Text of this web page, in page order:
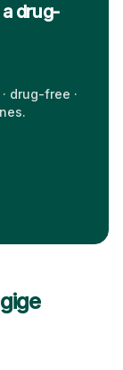
drug-
drug-free ·